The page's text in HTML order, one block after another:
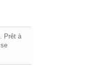
Prêt à